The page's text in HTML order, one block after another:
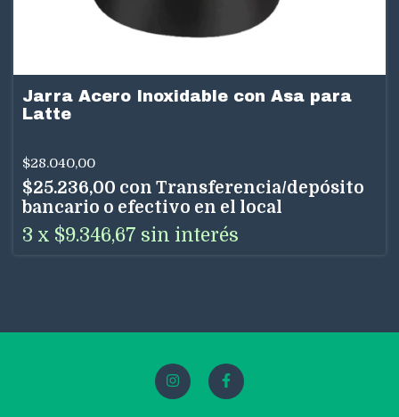
Jarra Acero Inoxidable con Asa para
Latte
$28.040,00
$25.236,00 con Transferencia/depósito
bancario o efectivo en el local
3 x $9.346,67 sin interés